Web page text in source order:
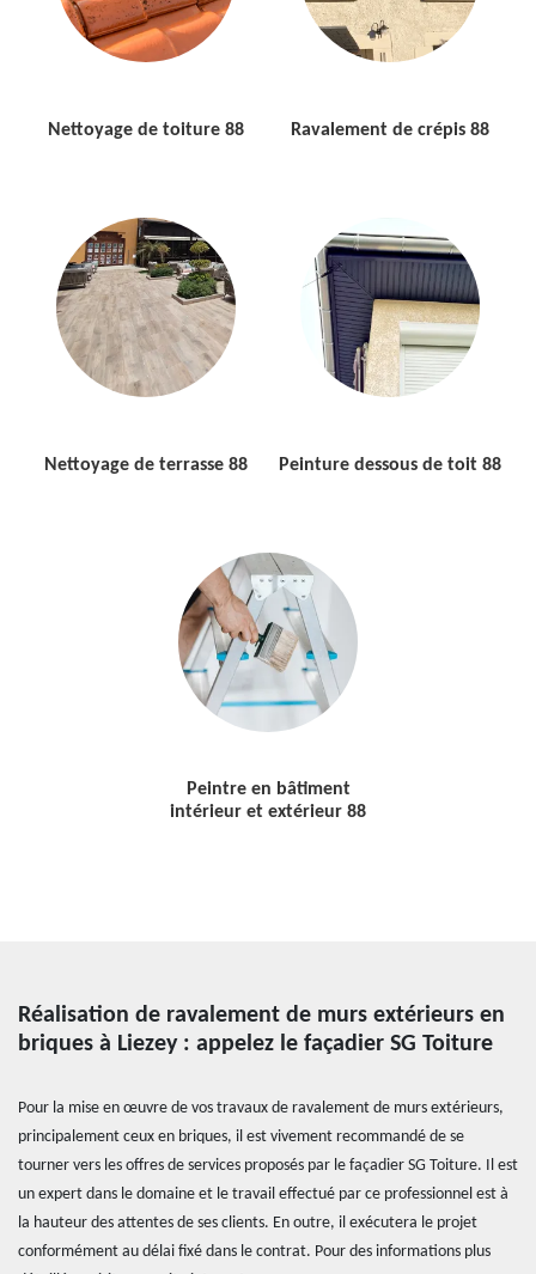
Nettoyage de toiture 88 Ravalement de crépis 88
Nettoyage de terrasse 88 Peinture dessous de toit 88
Peintre en bâtiment
intérieur et extérieur 88
Réalisation de ravalement de murs extérieurs en
briques à Liezey : appelez le façadier SG Toiture
Pour la mise en œuvre de vos travaux de ravalement de murs extérieurs,
principalement ceux en briques, il est vivement recommandé de se
tourner vers les offres de services proposés par le façadier SG Toiture. Il est
un expert dans le domaine et le travail effectué par ce professionnel est à
la hauteur des attentes de ses clients. En outre, il exécutera le projet
conformément au délai fixé dans le contrat. Pour des informations plus